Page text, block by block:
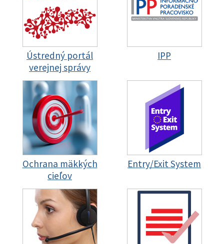
Ústredný portál
verejnej správy
IPP
Ochrana mäkkých
cieľov
Entry/Exit System